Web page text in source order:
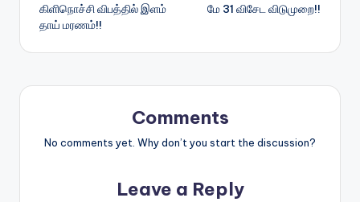
navigation
கிளிநொச்சி விபத்தில் இளம்
தாய் மரணம்!!
மே 31 விசேட விடுமுறை!!
Comments
No comments yet. Why don’t you start the discussion?
Leave a Reply